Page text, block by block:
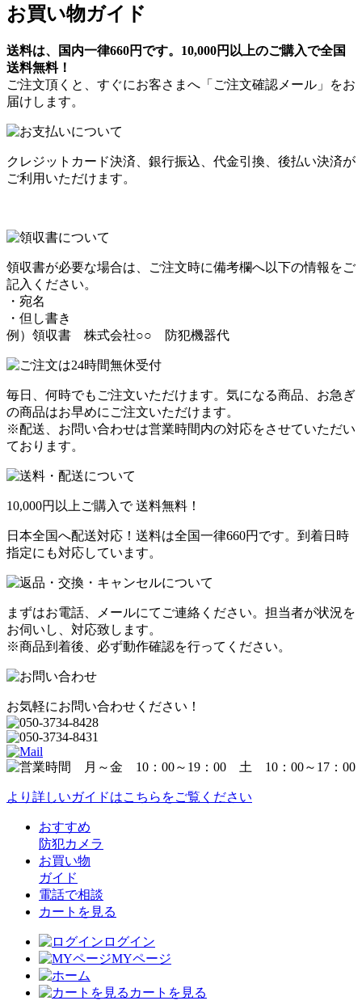
お買い物ガイド
送料は、国内一律660円です。10,000円以上のご購入で全国
送料無料！
ご注文頂くと、すぐにお客さまへ「ご注文確認メール」をお
届けします。
クレジットカード決済、銀行振込、代金引換、後払い決済が
ご利用いただけます。
領収書が必要な場合は、ご注文時に備考欄へ以下の情報をご
記入ください。
・宛名
・但し書き
例）領収書 株式会社○○ 防犯機器代
毎日、何時でもご注文いただけます。気になる商品、お急ぎ
の商品はお早めにご注文いただけます。
※配送、お問い合わせは営業時間内の対応をさせていただい
ております。
10,000円以上ご購入で 送料無料！
日本全国へ配送対応！送料は全国一律660円です。到着日時
指定にも対応しています。
まずはお電話、メールにてご連絡ください。担当者が状況を
お伺いし、対応致します。
※商品到着後、必ず動作確認を行ってください。
お気軽にお問い合わせください！
より詳しいガイドはこちらをご覧ください
おすすめ
防犯カメラ
お買い物
ガイド
電話で相談
カートを見る
ログイン
MYページ
カートを見る